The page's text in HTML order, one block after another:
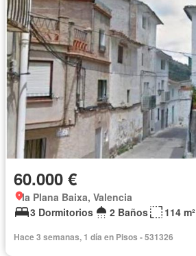
60.000 €
la Plana Baixa, Valencia
3 Dormitorios
2 Baños 114 m²
Hace 3 semanas, 1 día en Pisos - 531326